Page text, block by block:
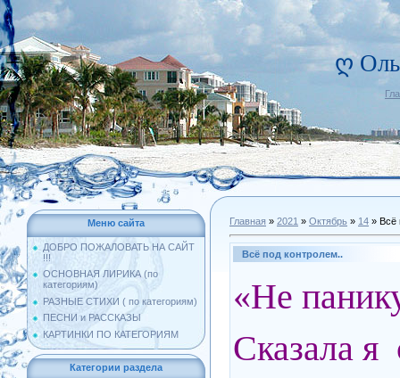
ღ
Меню сайта
ДОБРО ПОЖАЛОВАТЬ НА САЙТ
!!!
ОСНОВНАЯ ЛИРИКА (по
категориям)
РАЗНЫЕ СТИХИ ( по категориям)
ПЕСНИ и РАССКАЗЫ
КАРТИНКИ ПО КАТЕГОРИЯМ
Категории раздела
Главная » 2021 » Октябрь » 14 » Всё
Всё под контролем..
«Не
Сказала